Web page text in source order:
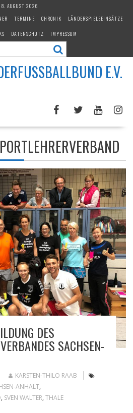
8. AUGUST 2026
TERMINE CHRONIK
LÄNDERSPIELEEINSÄTZE
DATENSCHUTZ IMPRESSUM
E.V.
DES
SACHSEN-
KARSTEN-THILO RAAB
ANHALT,
, SVEN WALTER, THALE